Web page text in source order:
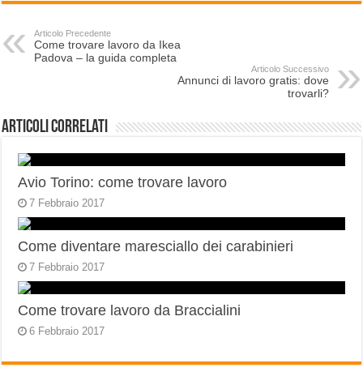
Articolo Precedente
Come trovare lavoro da Ikea
Padova – la guida completa
Articolo Successivo
Annunci di lavoro gratis: dove
trovarli?
Articoli correlati
Avio Torino: come trovare lavoro
7 Febbraio 2017
Come diventare maresciallo dei carabinieri
7 Febbraio 2017
Come trovare lavoro da Braccialini
6 Febbraio 2017